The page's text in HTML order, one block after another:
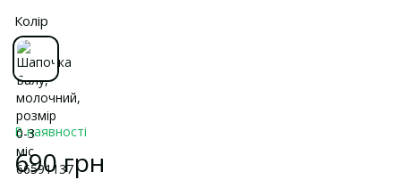
Колір
В наявності
690 грн